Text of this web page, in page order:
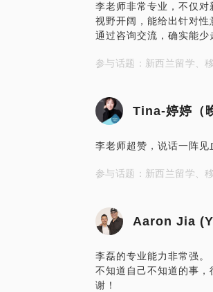
李老师非常专业，不仅对
视野开阔，能给出针对性
通过咨询交流，确实能少
参与话题：新西兰留学、
Tina-婷婷（
李老师超赞，说话一阵见
参与话题：新西兰留学、
Aaron Jia
李磊的专业能力非常强。
不知道自己不知道的事
谢！